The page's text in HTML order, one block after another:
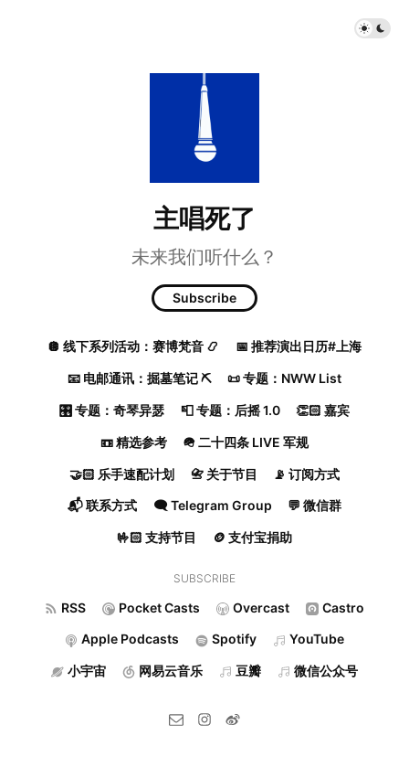
主唱死了
未来我们听什么？
Subscribe
🪩 线下系列活动：赛博梵音 📿 📅 推荐演出日历#上海
📧 电邮通讯：掘墓笔记 ⛏️ 📜 专题：NWW List
🎛️ 专题：奇琴异瑟 📮 专题：后摇 1.0 👏🏻 嘉宾
📼 精选参考 🪖 二十四条 LIVE 军规
🤝🏻 乐手速配计划 📇 关于节目 📡 订阅方式
📬 联系方式 🗨️ Telegram Group 💬 微信群
🤟🏻 支持节目 🪙 支付宝捐助
SUBSCRIBE
RSS Pocket Casts Overcast Castro
Apple Podcasts Spotify YouTube
小宇宙 网易云音乐 豆瓣 微信公众号